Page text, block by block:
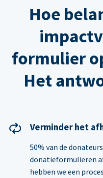
Hoe
formulier
Het
Verminder het
50% van de
donatieformulieren
hebben we een